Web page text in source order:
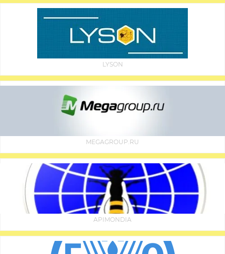
LYSON
MEGAGROUP.RU
APIMONDIA